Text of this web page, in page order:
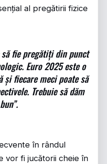
al pregătirii fizice
fie pregătiți din punct
Euro 2025 este o
fiecare meci poate să
Trebuie să dăm
în rândul
vor fi jucătorii cheie în